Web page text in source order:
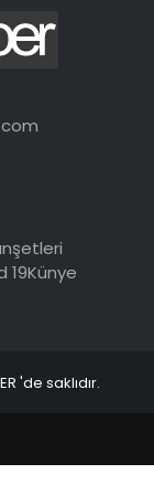
19Künye
'de saklıdır.